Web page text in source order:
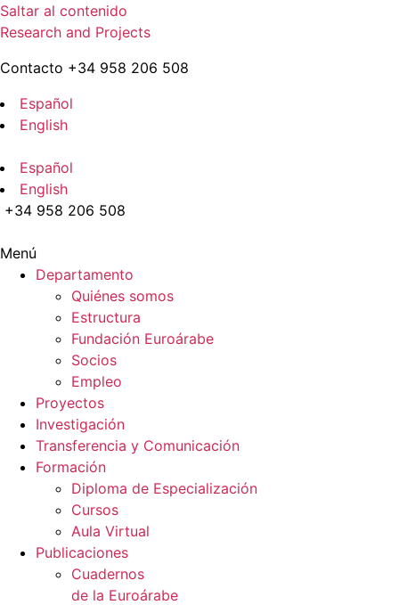
Saltar al contenido
Research and Projects
Contacto +34 958 206 508
Español
English
Español
English
+34 958 206 508
Menú
Departamento
Quiénes somos
Estructura
Fundación Euroárabe
Socios
Empleo
Proyectos
Investigación
Transferencia y Comunicación
Formación
Diploma de Especialización
Cursos
Aula Virtual
Publicaciones
Cuadernos
de la Euroárabe